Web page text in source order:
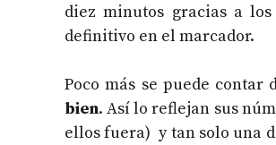
diez minutos gracias a
definitivo en el marcador.
Poco más se puede contar
bien. Así lo reflejan sus
ellos fuera) y tan solo una